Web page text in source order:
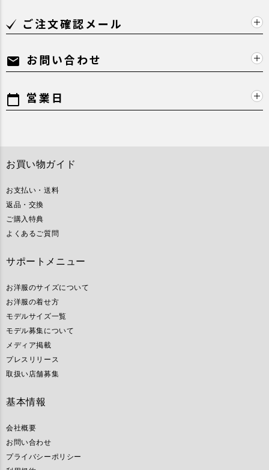
ご注文確認メール
mail お問い合わせ
calendar_today 営業日
お買い物ガイド
お支払い・送料
返品・交換
ご購入特典
よくあるご質問
サポートメニュー
お洋服のサイズについて
お洋服の着せ方
モデルサイズ一覧
モデル募集について
メディア掲載
プレスリリース
取扱い店舗募集
基本情報
会社概要
お問い合わせ
プライバシーポリシー